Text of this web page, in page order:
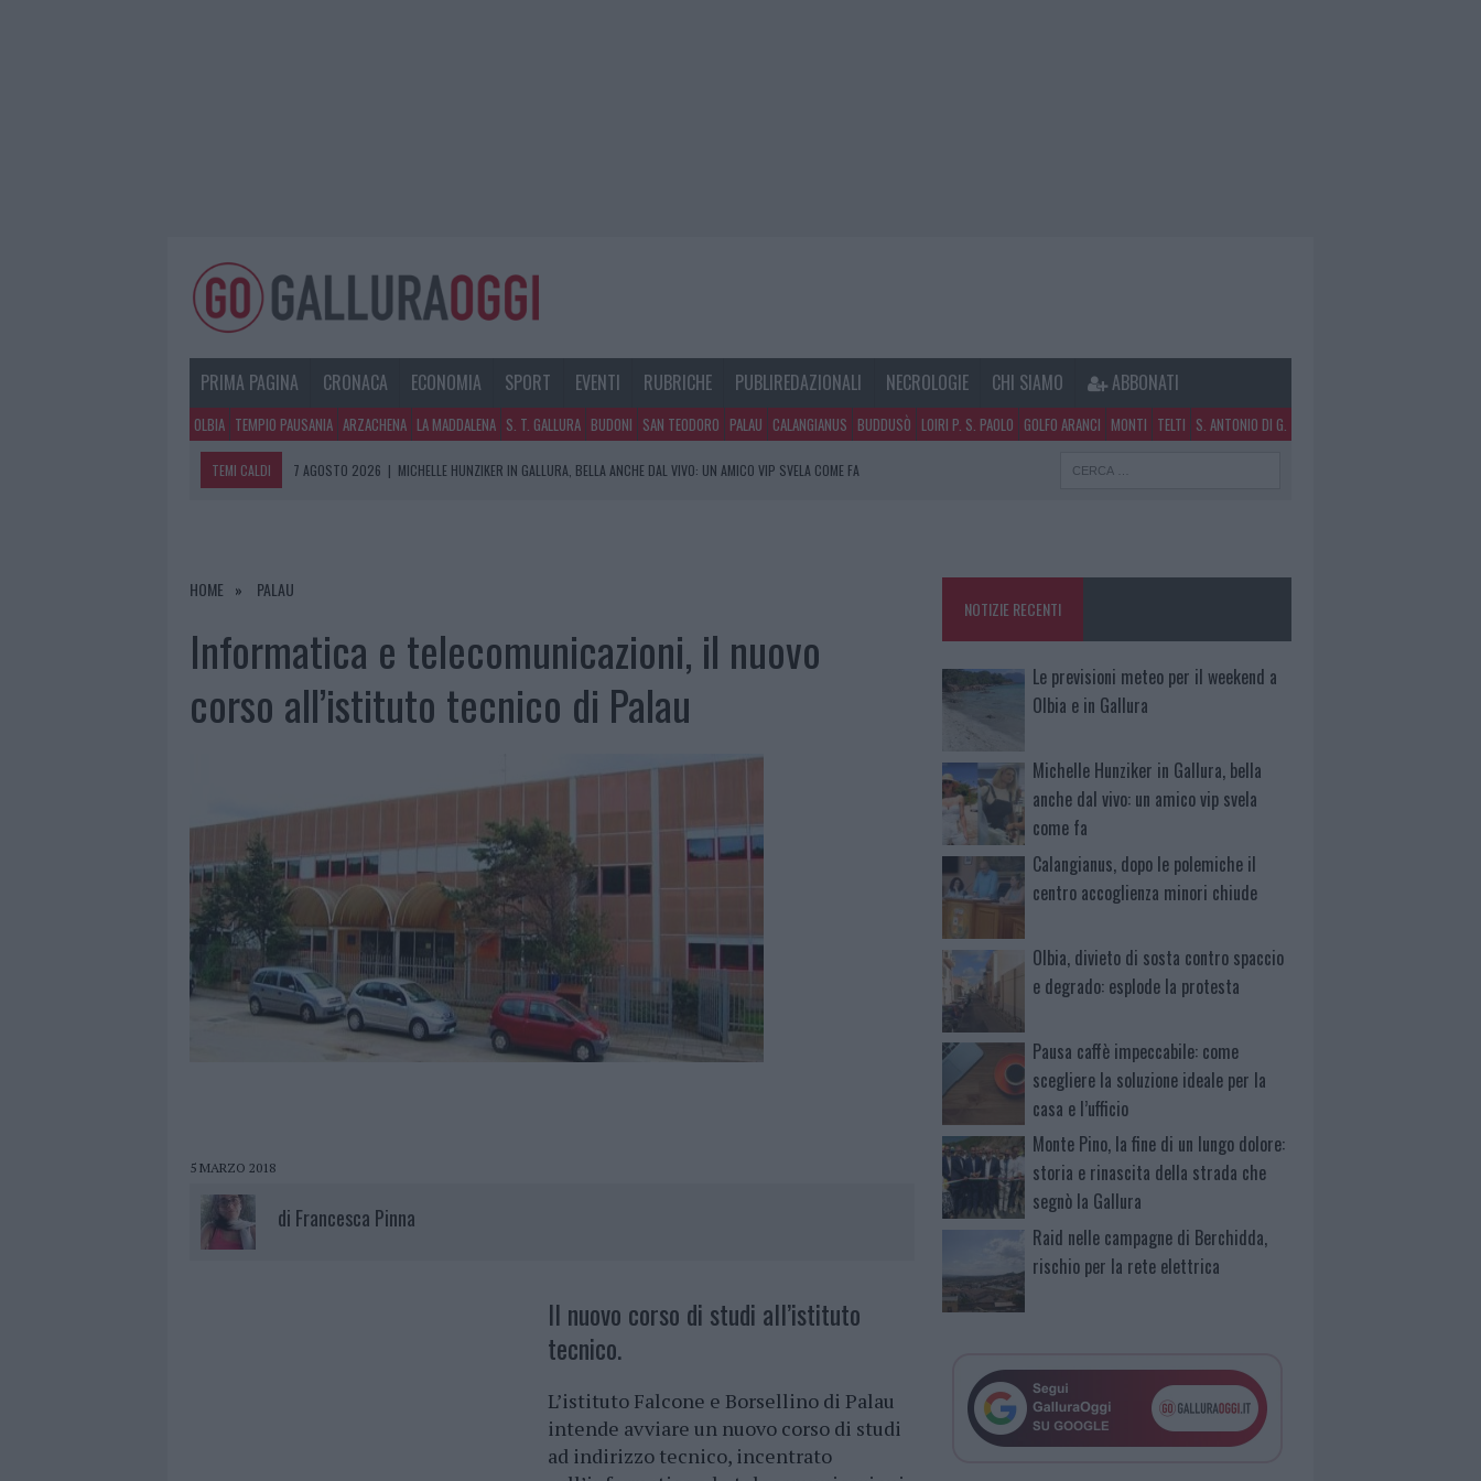
PRIMA PAGINA CRONACA ECONOMIA SPORT EVENTI RUBRICHE PUBLIREDAZIONALI NECROLOGIE CHI SIAMO ABBONATI
OLBIA TEMPIO PAUSANIA ARZACHENA LA MADDALENA S. T. GALLURA BUDONI SAN TEODORO PALAU CALANGIANUS BUDDUSÒ LOIRI P. S. PAOLO GOLFO ARANCI MONTI TELTI S. ANTONIO DI G.
TEMI CALDI 7 AGOSTO 2026 | MICHELLE HUNZIKER IN GALLURA, BELLA ANCHE DAL VIVO: UN AMICO VIP SVELA COME FA
7 AGOSTO 2026
HOME PALAU
Informatica e telecomunicazioni, il nuovo
corso all’istituto tecnico di Palau
5 MARZO 2018
di Francesca Pinna
Il nuovo corso di studi all’istituto
tecnico.
L’istituto Falcone e Borsellino di Palau
intende avviare un nuovo corso di studi
ad indirizzo tecnico, incentrato
NOTIZIE RECENTI
Le previsioni meteo per il weekend a
Olbia e in Gallura
Michelle Hunziker in Gallura, bella
anche dal vivo: un amico vip svela
come fa
Calangianus, dopo le polemiche il
centro accoglienza minori chiude
Olbia, divieto di sosta contro spaccio
e degrado: esplode la protesta
Pausa caffè impeccabile: come
scegliere la soluzione ideale per la
casa e l’ufficio
Monte Pino, la fine di un lungo dolore:
storia e rinascita della strada che
segnò la Gallura
Raid nelle campagne di Berchidda,
rischio per la rete elettrica